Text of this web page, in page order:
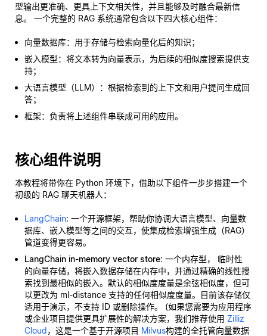
型输出更准确、更具上下文相关性，并且能够及时融合最新信
息。 一个完整的 RAG 系统通常包含以下四大核心组件：
向量数据库：用于存储与检索向量化后的知识；
嵌入模型：将文本转为向量表示，为后续的相似度搜索提供支
持；
大语言模型（LLM）：根据检索到的上下文和用户提问生成回
答；
框架：负责将上述组件串联成可用的应用。
核心组件说明
本教程将带你在 Python 环境下，借助以下组件一步步搭建一个
初级的 RAG 聊天机器人：
LangChain: 一个开源框架，帮助你协调大语言模型、向量数
据库、嵌入模型等之间的交互，使集成检索增强生成（RAG）
管道变得更容易。
LangChain in-memory vector store: 一个内存型， 临时性
的向量存储，将嵌入数据存储在内存中，并通过精确的线性搜
索找到最相似的嵌入。默认的相似度度量是余弦相似度，但可
以更改为 ml-distance 支持的任何相似度度量。目前该存储仅
适用于演示，不支持 ID 或删除操作。 (如果您需要为应用程序
或企业项目提供更具扩展性的解决方案，我们推荐使用 Zilliz
Cloud，这是一个基于开源项目 Milvus构建的全托管向量数据